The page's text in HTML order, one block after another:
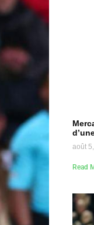
août
Read